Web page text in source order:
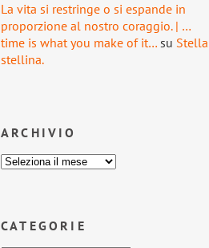
La vita si restringe o si espande in
proporzione al nostro coraggio. | …
time is what you make of it… su Stella
stellina.
ARCHIVIO
CATEGORIE